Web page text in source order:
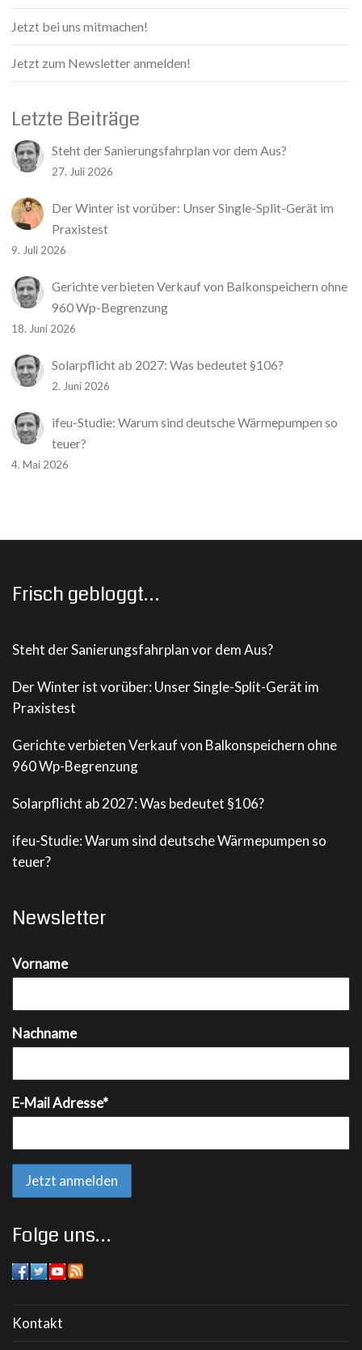
Jetzt bei uns mitmachen!
Jetzt zum Newsletter anmelden!
Letzte Beiträge
Steht der Sanierungsfahrplan vor dem Aus?
27. Juli 2026
Der Winter ist vorüber: Unser Single-Split-Gerät im
Praxistest
9. Juli 2026
Gerichte verbieten Verkauf von Balkonspeichern ohne
960 Wp-Begrenzung
18. Juni 2026
Solarpflicht ab 2027: Was bedeutet §106?
2. Juni 2026
ifeu-Studie: Warum sind deutsche Wärmepumpen so
teuer?
4. Mai 2026
Frisch gebloggt…
Steht der Sanierungsfahrplan vor dem Aus?
Der Winter ist vorüber: Unser Single-Split-Gerät im
Praxistest
Gerichte verbieten Verkauf von Balkonspeichern ohne
960 Wp-Begrenzung
Solarpflicht ab 2027: Was bedeutet §106?
ifeu-Studie: Warum sind deutsche Wärmepumpen so
teuer?
Newsletter
Vorname
Nachname
E-Mail Adresse*
Folge uns…
Kontakt